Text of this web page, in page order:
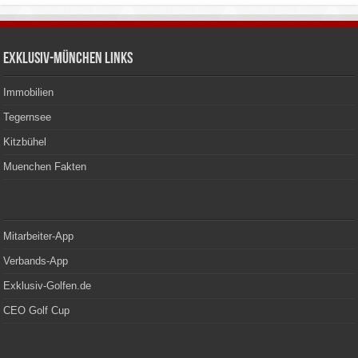
Exklusiv-München Links
Immobilien
Tegernsee
Kitzbühel
Muenchen Fakten
Mitarbeiter-App
Verbands-App
Exklusiv-Golfen.de
CEO Golf Cup